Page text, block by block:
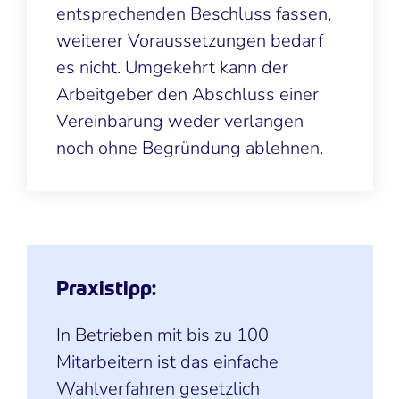
entsprechenden Beschluss fassen,
weiterer Voraussetzungen bedarf
es nicht. Umgekehrt kann der
Arbeitgeber den Abschluss einer
Vereinbarung weder verlangen
noch ohne Begründung ablehnen.
Praxistipp:
In Betrieben mit bis zu 100
Mitarbeitern ist das einfache
Wahlverfahren gesetzlich